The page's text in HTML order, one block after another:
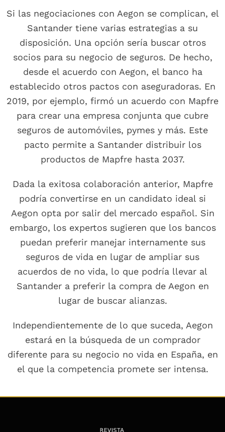
Si las negociaciones con Aegon se complican, el
Santander tiene varias estrategias a su
disposición. Una opción sería buscar otros
socios para su negocio de seguros. De hecho,
desde el acuerdo con Aegon, el banco ha
establecido otros pactos con aseguradoras. En
2019, por ejemplo, firmó un acuerdo con Mapfre
para crear una empresa conjunta que cubre
seguros de automóviles, pymes y más. Este
pacto permite a Santander distribuir los
productos de Mapfre hasta 2037.
Dada la exitosa colaboración anterior, Mapfre
podría convertirse en un candidato ideal si
Aegon opta por salir del mercado español. Sin
embargo, los expertos sugieren que los bancos
puedan preferir manejar internamente sus
seguros de vida en lugar de ampliar sus
acuerdos de no vida, lo que podría llevar al
Santander a preferir la compra de Aegon en
lugar de buscar alianzas.
Independientemente de lo que suceda, Aegon
estará en la búsqueda de un comprador
diferente para su negocio no vida en España, en
el que la competencia promete ser intensa.